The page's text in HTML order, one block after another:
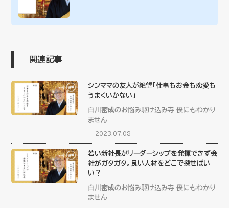
関連記事
シンママの友人が絶望「仕事もお金も恋愛も
うまくいかない」
白川密成のお悩み駆け込み寺 僕にもわかり
ません
2023.07.08
若い新社長がリーダーシップを発揮できず会
社がガタガタ。良い人材をどこで探せばい
い？
白川密成のお悩み駆け込み寺 僕にもわかり
ません